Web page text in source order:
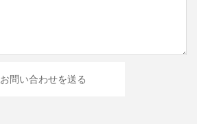
お問い合わせを送る